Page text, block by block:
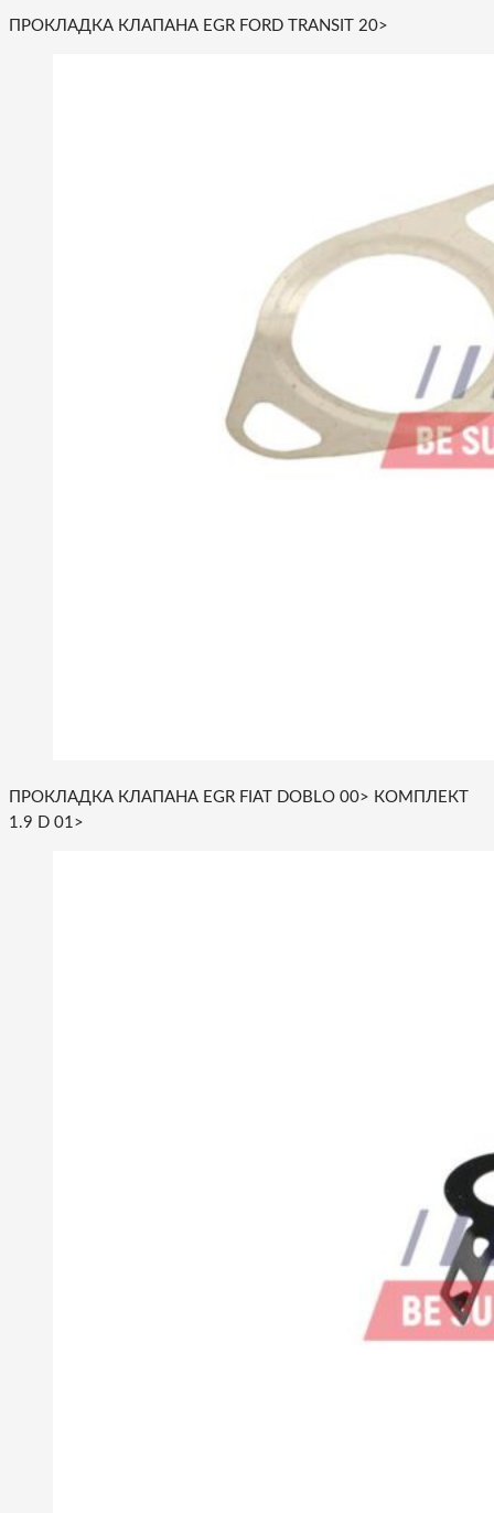
ПРОКЛАДКА КЛАПАНА EGR FORD TRANSIT 20>
ПРОКЛАДКА КЛАПАНА EGR FIAT DOBLO 00> КОМПЛЕКТ
1.9 D 01>